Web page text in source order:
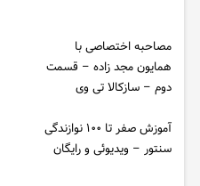
مصاحبه اختصاصی با
همایون مجد زاده – قسمت
دوم – سازکالا تی وی
آموزش صفر تا ۱۰۰ نوازندگی
سنتور – ویدیوئی و رایگان